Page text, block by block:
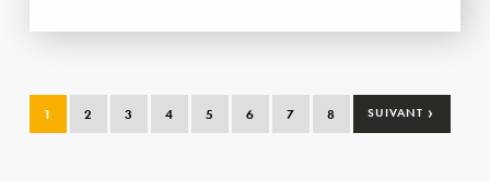
1 2 3 4 5 6 7 8 SUIVANT ›